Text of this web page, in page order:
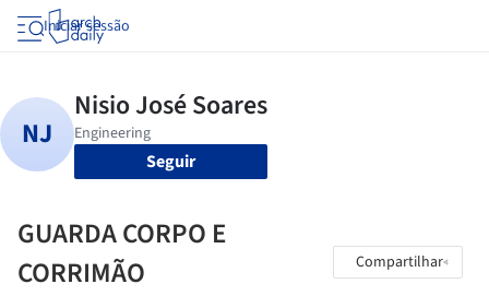
Iniciar sessão
Seguir
GUARDA CORPO E
CORRIMÃO
Compartilhar